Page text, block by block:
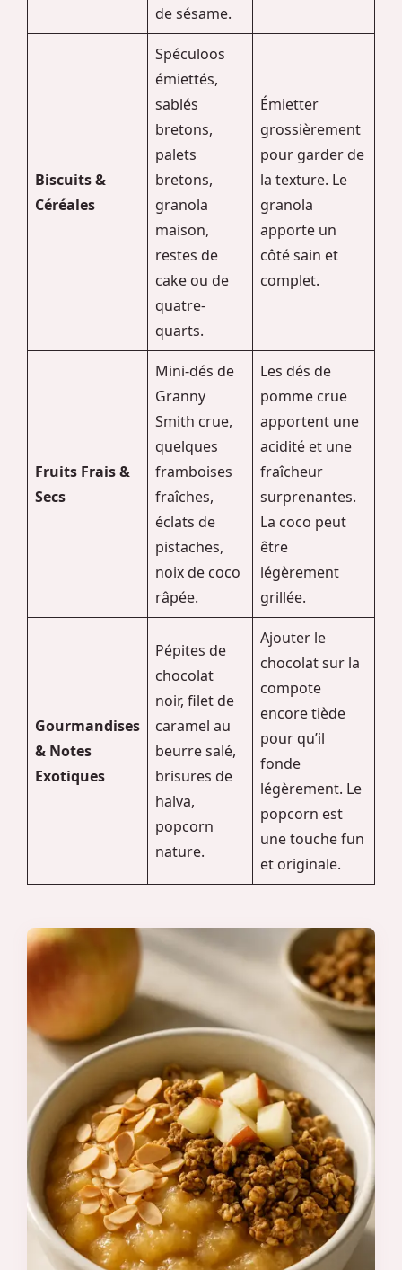
de sésame.
Biscuits &
Céréales
Spéculoos
émiettés,
sablés
bretons,
palets
bretons,
granola
maison,
restes de
cake ou de
quatre-
quarts.
Émietter
grossièrement
pour garder de
la texture. Le
granola
apporte un
côté sain et
complet.
Fruits Frais &
Secs
Mini-dés de
Granny
Smith crue,
quelques
framboises
fraîches,
éclats de
pistaches,
noix de coco
râpée.
Les dés de
pomme crue
apportent une
acidité et une
fraîcheur
surprenantes.
La coco peut
être
légèrement
grillée.
Gourmandises
& Notes
Exotiques
Pépites de
chocolat
noir, filet de
caramel au
beurre salé,
brisures de
halva,
popcorn
nature.
Ajouter le
chocolat sur la
compote
encore tiède
pour qu’il
fonde
légèrement. Le
popcorn est
une touche fun
et originale.